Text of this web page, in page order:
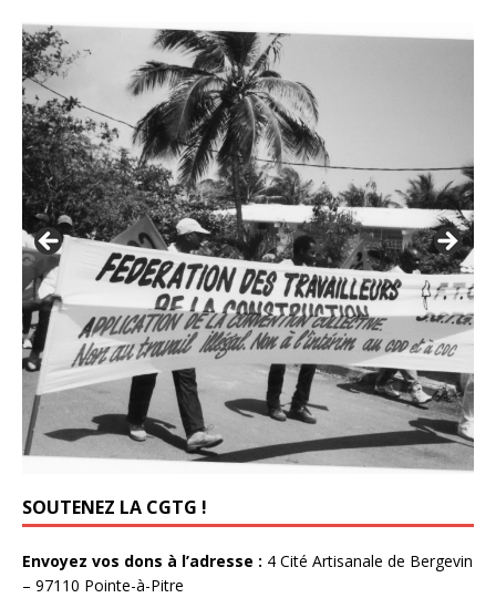
SOUTENEZ LA CGTG !
Envoyez vos dons à l’adresse : 4 Cité Artisanale de Bergevin
– 97110 Pointe-à-Pitre